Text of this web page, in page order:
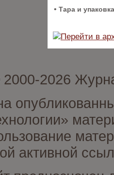
• Тара и упаковка
2026
активной